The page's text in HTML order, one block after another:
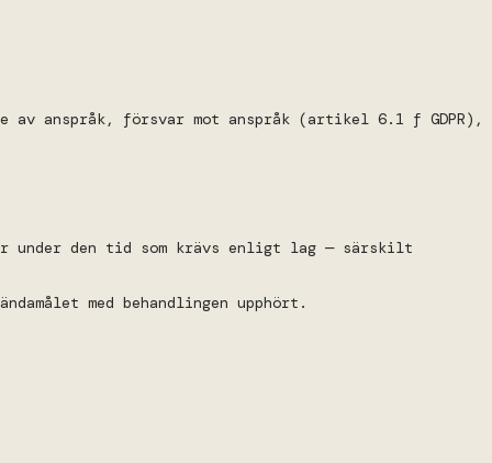
av anspråk, försvar mot anspråk (artikel 6.1 f GDPR),
under den tid som krävs enligt lag — särskilt
med behandlingen upphört.